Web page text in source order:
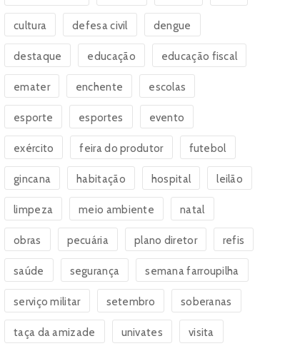
cultura defesa civil dengue
destaque educação educação fiscal
emater enchente escolas
esporte esportes evento
exército feira do produtor futebol
gincana habitação hospital leilão
limpeza meio ambiente natal
obras pecuária plano diretor refis
saúde segurança semana farroupilha
serviço militar setembro soberanas
taça da amizade univates visita